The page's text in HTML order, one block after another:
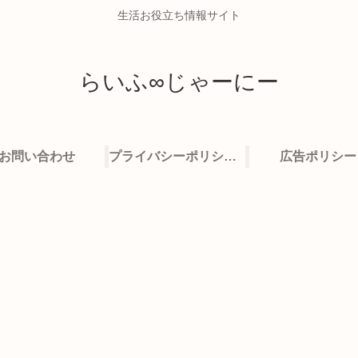
生活お役立ち情報サイト
らいふ∞じゃーにー
問い合わせ プライバシーポリシー・免責事項 広告ポリシー